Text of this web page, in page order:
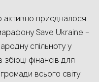
активно приєдналося
Save Ukraine –
спільноту у
збірці фінансів для
всього світу